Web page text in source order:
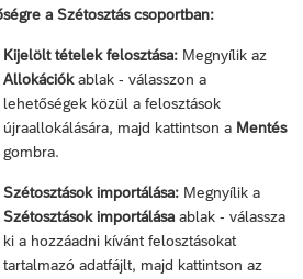
a Szétosztás csoportban:
Kijelölt tételek felosztása: Megnyílik az
Allokációkablak - válasszon a
lehetőségek közül a felosztások
újraallokálására, majd kattintson a Mentés
gombra.
Szétosztások importálása: Megnyílik a
Szétosztások importálása ablak - válassza
ki a hozzáadni kívánt felosztásokat
tartalmazó adatfájlt, majd kattintson az